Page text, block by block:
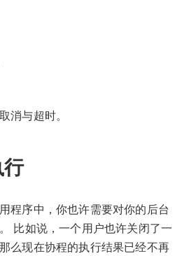
消与超时。
程序中，你也许需要对你的后台
比如说，一个用户也许关闭了一
么现在协程的执行结果已经不再